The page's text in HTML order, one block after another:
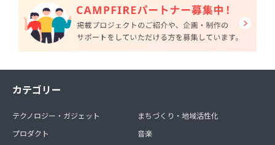
カテゴリー
テクノロジー・ガジェット
プロダクト
まちづくり・地域活性化
音楽